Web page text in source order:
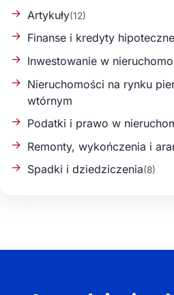
Artykuły(12)
Finanse i kredyty hipoteczne
Inwestowanie w
Nieruchomości na rynku
wtórnym
Podatki i prawo w
Remonty, wykończenia i
Spadki i dziedziczenia(8)